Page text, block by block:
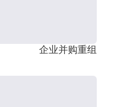
企业并购重组